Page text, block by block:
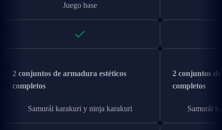
Juego base
2 conjuntos de armadura estéticos
completos
Samurái karakuri y ninja karakuri
2 conjuntos
completos
Samurái